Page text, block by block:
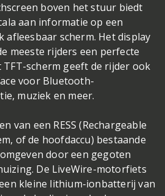
boven het stuur biedt
aan informatie op een
afleesbaar scherm. Het display
meeste rijders een perfecte
scherm geeft de rijder ook
voor Bluetooth-
muziek en meer.
van een RESS (Rechargeable
of de hoofdaccu) bestaande
door een gegoten
De LiveWire-motorfiets
kleine lithium-ionbatterij van